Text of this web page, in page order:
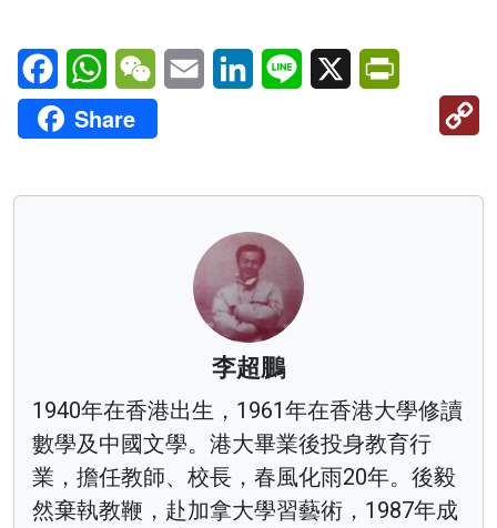
FacebookWhatsAppWeChatEmail LinkedInLine X
Share
李超鵬
1940年在香港出生，1961年在香港大學修讀
數學及中國文學。港大畢業後投身教育行
業，擔任教師、校長，春風化雨20年。後毅
然棄執教鞭，赴加拿大學習藝術，1987年成